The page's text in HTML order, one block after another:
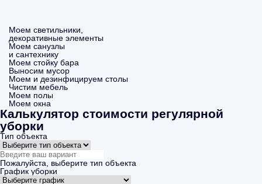
Моем светильники,
декоративные элементы
Моем санузлы
и сантехнику
Моем стойку бара
Выносим мусор
Моем и дезинфицируем столы
Чистим мебель
Моем полы
Моем окна
Калькулятор стоимости регулярной
уборки
Тип объекта
Пожалуйста, выберите тип объекта
График уборки